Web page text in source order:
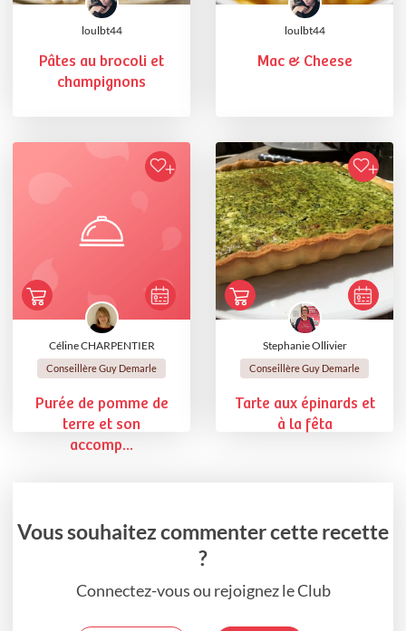
loulbt44
Pâtes au brocoli et
champignons
loulbt44
Mac & Cheese
Céline CHARPENTIER
Conseillère Guy Demarle
Purée de pomme de
terre et son
accomp...
Stephanie Ollivier
Conseillère Guy Demarle
Tarte aux épinards et
à la fêta
Vous souhaitez commenter cette recette
?
Connectez-vous ou rejoignez le Club